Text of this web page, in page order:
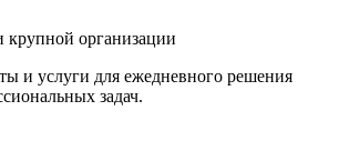
крупной организации
и услуги для ежедневного решения
задач.